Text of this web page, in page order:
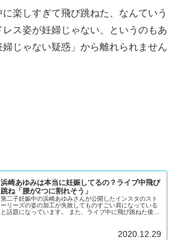
楽しすぎて飛び跳ねた、なんていう
ス姿が妊婦じゃない、というのもあ
婦じゃない疑惑」から離れられません
浜崎あゆみは本当に妊娠してるの？ライブ中飛び
跳ね「腰が2つに割れそう」
第二子妊娠中の浜崎あゆみさんが公開したインスタのスト
ーリーズの姿の加工が失敗してものすごい肩になっている
と話題になっています。 また、ライブ中に飛び跳ねた後の
2020.12.29